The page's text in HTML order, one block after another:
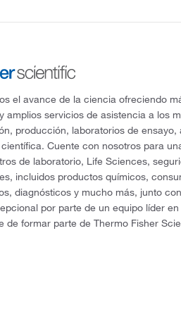
el avance de la ciencia ofreciendo
amplios servicios de asistencia a los
producción, laboratorios de ensayo,
Cuente con nosotros para
de laboratorio, Life Sciences,
incluidos productos químicos,
diagnósticos y mucho más, junto
por parte de un equipo líder
de formar parte de Thermo Fisher